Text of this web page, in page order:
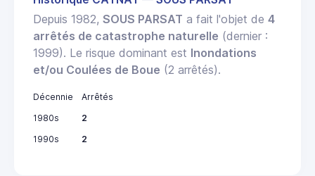
Depuis 1982, SOUS PARSAT a fait l'objet de 4
arrêtés de catastrophe naturelle (dernier :
1999). Le risque dominant est Inondations
et/ou Coulées de Boue (2 arrêtés).
Décennie
Arrêtés
1980s
2
1990s
2